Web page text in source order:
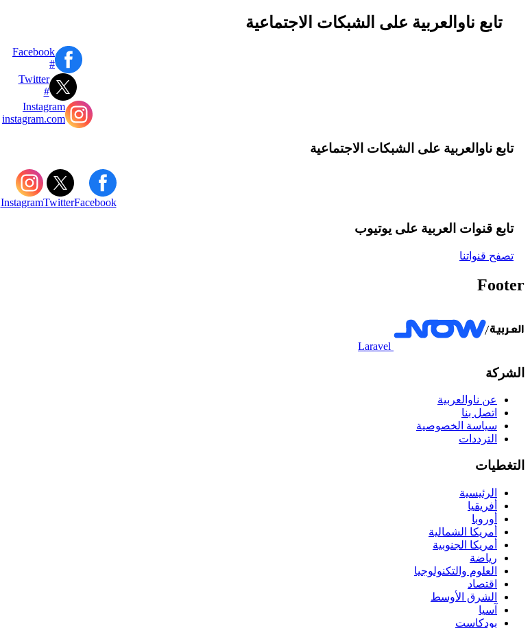
تابع ناوالعربية على الشبكات الاجتماعية
Facebook
#
Twitter
#
Instagram
instagram.com
تابع ناوالعربية على الشبكات الاجتماعية
Facebook
Twitter
Instagram
تابع قنوات العربية على یوتیوب
تصفح قنواتنا
Footer
Laravel
الشركة
عن ناوالعربية
اتصل بنا
سياسة الخصوصية
الترددات
التغطيات
الرئيسية
أفريقيا
أوروبا
أمريكا الشمالية
أمريكا الجنوبية
رياضة
العلوم والتكنولوجيا
اقتصاد
الشرق الأوسط
آسيا
بودكاست